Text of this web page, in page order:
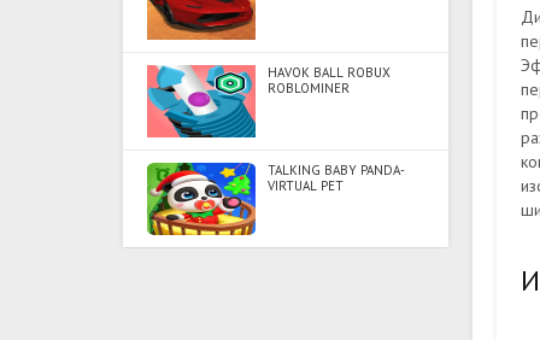
HAVOK BALL ROBUX
ROBLOMINER
TALKING BABY PANDA-
VIRTUAL PET